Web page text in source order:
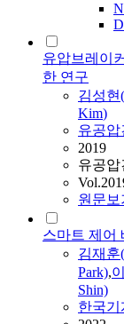
유압브레이
한 연구
김성현
Kim)
유공압
2019
유공압
원문보
스마트 제어
김재훈(
Park),
Shin)
한국기